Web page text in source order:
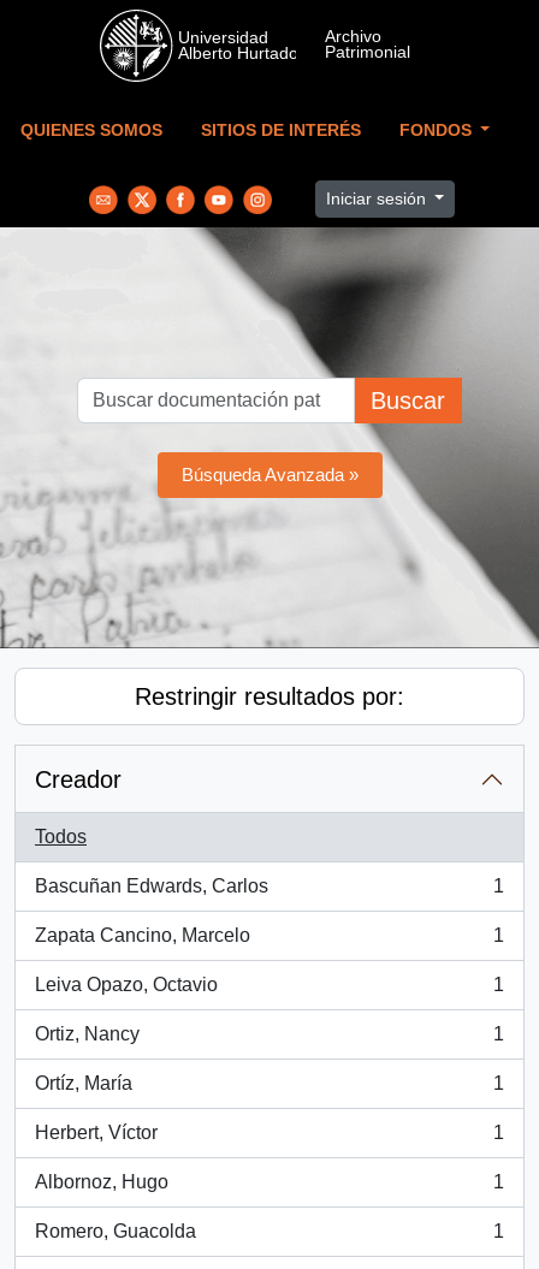
Skip to main content
QUIENES SOMOS SITIOS DE INTERÉS FONDOS
Iniciar sesión
Buscar
Búsqueda Avanzada »
Restringir resultados por:
Creador
Todos
Bascuñan Edwards, Carlos
, 1 resultados
1
Zapata Cancino, Marcelo
, 1 resultados
1
Leiva Opazo, Octavio
, 1 resultados
1
Ortiz, Nancy
, 1 resultados
1
Ortíz, María
, 1 resultados
1
Herbert, Víctor
, 1 resultados
1
Albornoz, Hugo
, 1 resultados
1
Romero, Guacolda
, 1 resultados
1